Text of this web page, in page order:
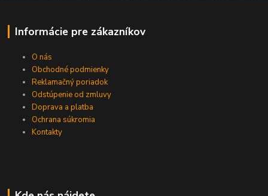
Informácie pre zákazníkov
O nás
Obchodné podmienky
Reklamačný poriadok
Odstúpenie od zmluvy
Doprava a platba
Ochrana súkromia
Kontakty